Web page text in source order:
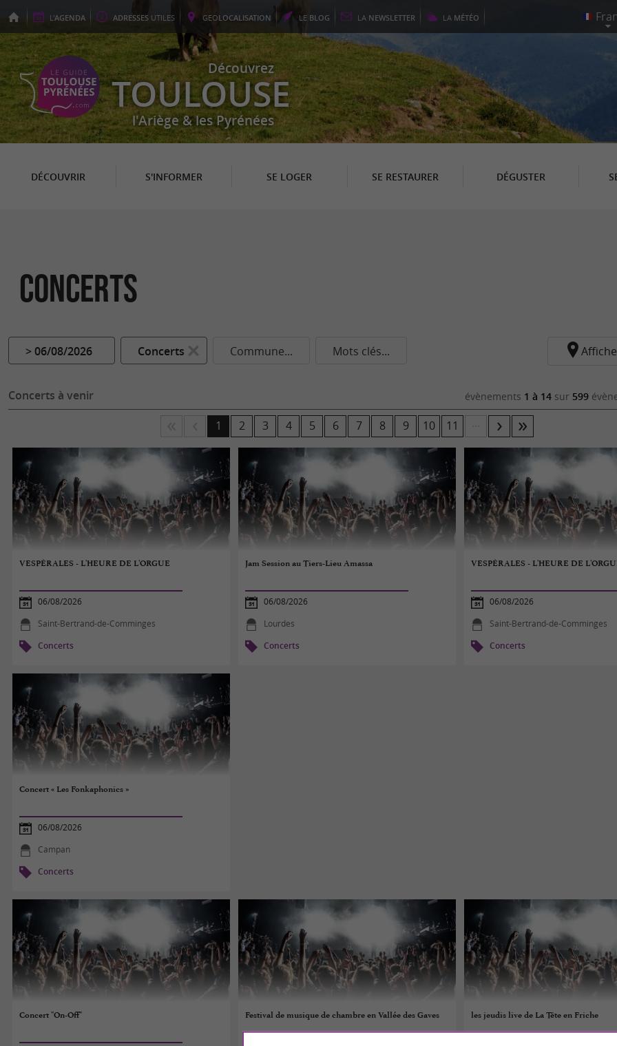
L'AGENDA ADRESSES UTILES GEOLOCALISATION LE BLOG LA NEWSLETTER LA MÉTÉO
Découvrez
TOULOUSE
l'Ariège & les Pyrénées
DÉCOUVRIR S'INFORMER SE LOGER SE RESTAURER DÉGUSTER
Concerts
> 06/08/2026 Concerts Commune... Mots clés...
Concerts à venir évènements 1 à 14 sur 599
1 2 3 4 5 6 7 8 9 10 11
VESPÉRALES - L'HEURE DE L'ORGUE
06/08/2026
Saint-Bertrand-de-Comminges
Concerts
Jam Session au Tiers-Lieu Amassa
06/08/2026
Lourdes
Concerts
VESPÉRALES - L'HEURE DE
06/08/2026
Saint-Bertrand-de-Comminges
Concerts
Concert « Les Fonkaphonics »
06/08/2026
Campan
Concerts
Concert "On-Off" Festival de musique de chambre en Vallée des Gaves les jeudis live de La Tête en Friche